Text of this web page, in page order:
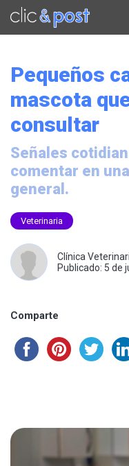
Saltar
contenido
Pequeños
mascota
consultar
Señales
comentar en
general.
Veterinaria
Clínica
Publicado: 5 de
Comparte